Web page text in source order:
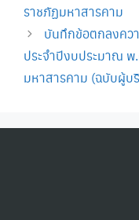
ราชภัฏมหาสารคาม
บันทึกข้อตกลงคว
ประจำปีงบประมาณ
มหาสารคาม (ฉบับผู้บ